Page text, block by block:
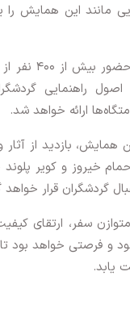
مانند این همایش
در
اصول راهنمایی
ارائه خواهد شد.
همایش، بازدید از
خیروز و کویر
گردشگران قرار خواهد
سفر، ارتقای
و فرصتی خواهد بود
یابد.